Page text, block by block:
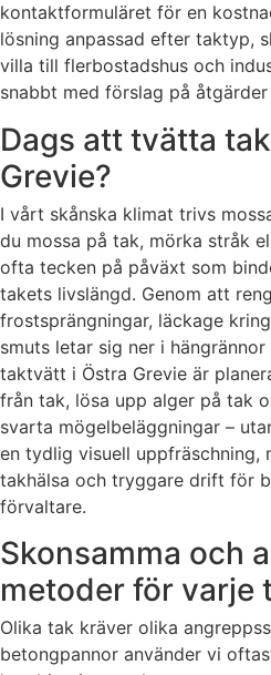
kontaktformuläret för en
lösning anpassad efter taktyp,
villa till flerbostadshus och
snabbt med förslag på
Dags att tvätta
Grevie?
I vårt skånska klimat trivs
du mossa på tak, mörka stråk
ofta tecken på påväxt som
takets livslängd. Genom att
frostsprängningar, läckage
smuts letar sig ner i
taktvätt i Östra Grevie är
från tak, lösa upp alger på tak
svarta mögelbeläggningar –
en tydlig visuell uppfräschning,
takhälsa och tryggare drift för
förvaltare.
Skonsamma och
metoder för varje
Olika tak kräver olika
betongpannor använder vi